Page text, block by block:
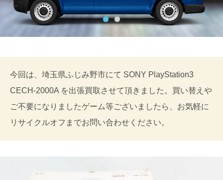
今回は、埼玉県ふじみ野市にて SONY PlayStation3
CECH-2000A を出張買取させて頂きました。買い替えや
ご不要になりましたゲーム等ございましたら、お気軽に
リサイクルオフまでお問い合わせください。